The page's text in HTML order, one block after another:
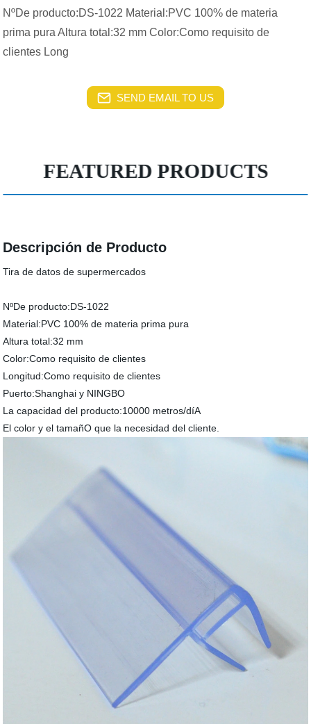
NºDe producto:DS-1022 Material:PVC 100% de materia
prima pura Altura total:32 mm Color:Como requisito de
clientes Long
SEND EMAIL TO US
FEATURED PRODUCTS
Descripción de Producto
Tira de datos de supermercados
NºDe producto:DS-1022
Material:PVC 100% de materia prima pura
Altura total:32 mm
Color:Como requisito de clientes
Longitud:Como requisito de clientes
Puerto:Shanghai y NINGBO
La capacidad del producto:10000 metros/díA
El color y el tamañO que la necesidad del cliente.